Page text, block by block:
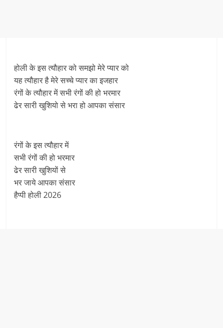
होली के इस त्यौहार को समझो मेरे प्यार को
यह त्यौहार है मेरे सच्चे प्यार का इजहार
रंगों के त्यौहार में सभी रंगों की हो भरमार
ढेर सारी खुशियो से भरा हो आपका संसार
रंगों के इस त्यौहार में
सभी रंगों की हो भरमार
ढेर सारी खुशियों से
भर जाये आपका संसार
हैप्पी होली 2026